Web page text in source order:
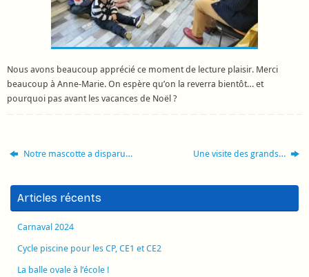
Nous avons beaucoup apprécié ce moment de lecture plaisir. Merci
beaucoup à Anne-Marie. On espère qu’on la reverra bientôt… et
pourquoi pas avant les vacances de Noël ?
Notre mascotte a disparu… Une visite des grands…
Articles récents
Carnaval 2024
Cycle piscine pour les CP, CE1 et CE2
La balle ovale à l’école !